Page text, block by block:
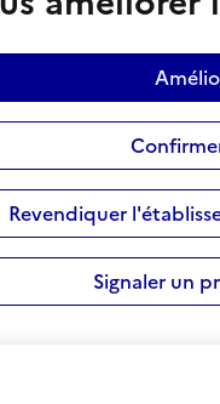
Revendiquer
Signaler un